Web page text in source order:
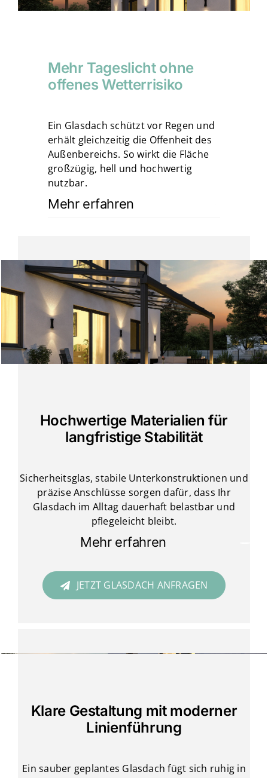
Mehr Tageslicht ohne
offenes Wetterrisiko
Ein Glasdach schützt vor Regen und
erhält gleichzeitig die Offenheit des
Außenbereichs. So wirkt die Fläche
großzügig, hell und hochwertig
nutzbar.
Mehr erfahren
Hochwertige Materialien für
langfristige Stabilität
Sicherheitsglas, stabile Unterkonstruktionen und
präzise Anschlüsse sorgen dafür, dass Ihr
Glasdach im Alltag dauerhaft belastbar und
pflegeleicht bleibt.
Mehr erfahren
JETZT GLASDACH ANFRAGEN
Klare Gestaltung mit moderner
Linienführung
Ein sauber geplantes Glasdach fügt sich ruhig in